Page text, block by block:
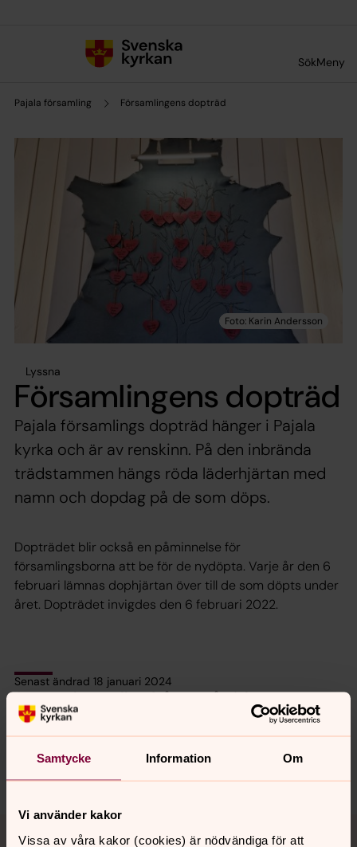
Samtycke Information Om
Vi använder kakor
Vissa av våra kakor (cookies) är nödvändiga för att
SökMeny
Pajala församling Församlingens dopträd
Lyssna
Församlingens dopträd
Pajala församlings dopträd hänger i Pajala
kyrka och är av renskinn. På den inbrända
trädstammen hängs röda läderhjärtan med
namn och dopdag på de som döps.
Dopträdet blir också en påminnelse för
församlingsborna att be för de nydöpta. Varje år den 6
februari lämnas dophjärtan över till de som döpts under
året. Dopträdet invigdes den 6 februari 2022.
Senast ändrad 18 januari 2024
Synpunkter eller frågor på sidans
innehåll?
pajala.forsamling@svenskakyrkan.se
Dela
Tillbaka till toppen
Tillbaka till innehållet